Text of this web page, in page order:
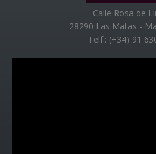
Calle Rosa de
28290 Las Matas -
Telf.: (+34) 91